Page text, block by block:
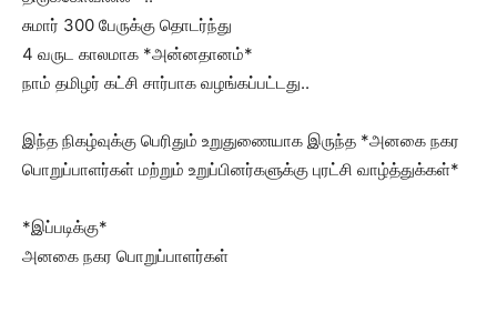
சுமார் 300 பேருக்கு தொடர்ந்து
4 வருட காலமாக *அன்னதானம்*
நாம் தமிழர் கட்சி சார்பாக வழங்கப்பட்டது..
இந்த நிகழ்வுக்கு பெரிதும் உறுதுணையாக இருந்த *அனகை நகர
பொறுப்பாளர்கள் மற்றும் உறுப்பினர்களுக்கு புரட்சி வாழ்த்துக்கள்*
*இப்படிக்கு*
அனகை நகர பொறுப்பாளர்கள்